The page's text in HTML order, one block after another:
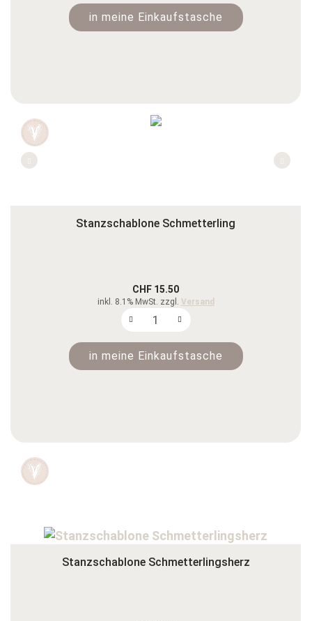
in meine Einkaufstasche
Stanzschablone Schmetterling
CHF 15.50
inkl. 8.1% MwSt. zzgl. Versand
in meine Einkaufstasche
Stanzschablone Schmetterlingsherz